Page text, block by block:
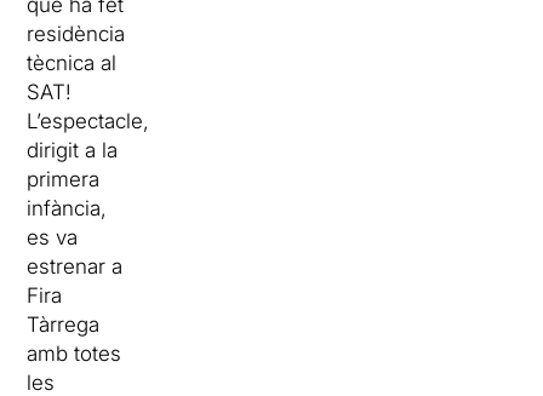
residència
tècnica al
SAT!
L’espectacle,
dirigit a la
primera
infància,
es va
estrenar a
Fira
Tàrrega
amb totes
les